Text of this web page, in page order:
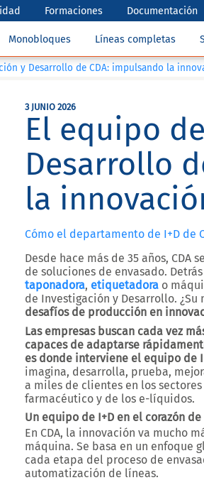
Formaciones Documentación
Monobloques Líneas completas
y Desarrollo de CDA: impulsando la
3 JUNIO 2026
El equipo
Desarrollo
la
Cómo el departamento de I+D de
Desde hace más de 35 años,
de soluciones de envasado.
taponadora, etiquetadora o
de Investigación y Desarrollo. ¿Su
desafíos de producción en
Las empresas buscan cada vez
capaces de adaptarse
es donde interviene el equipo de
imagina, desarrolla, prueba,
a miles de clientes en los
farmacéutico y de los e-líquidos.
Un equipo de I+D en el corazón
En CDA, la innovación va mucho
máquina. Se basa en un enfoque
cada etapa del proceso de
automatización de líneas.